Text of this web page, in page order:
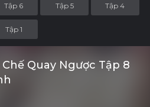
Tập 6 Tập 5 Tập 4
Tập 1
Quay Ngược Tập 8